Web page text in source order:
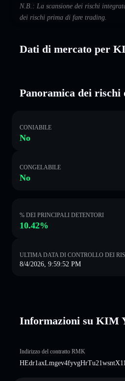
N.B.: La scansione dei rischi
dei rischi prima di fare trading.
Dati di mercato per
Panoramica dei
CONIABILE
No
CONGELABILE
No
% DEI PRINCIPALI DETENTORI
10.42%
ULTIMA DATA DI CONTROLLO DEI
8/4/2026, 9:59:52 PM
Informazioni su KIM
Indirizzo del contratto RMK